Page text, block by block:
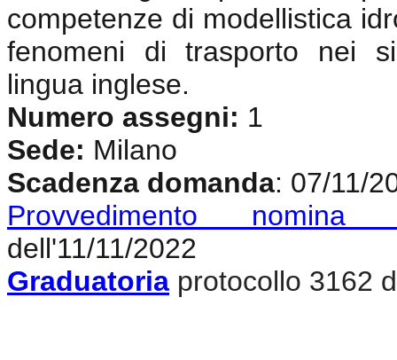
competenze di modellistica
fenomeni di trasporto nei
lingua inglese.
Numero assegni: 1
Sede: Milano
Scadenza domanda: 07/11/
Provvedimento nomina
dell'11/11/2022
Graduatoria protocollo 3162